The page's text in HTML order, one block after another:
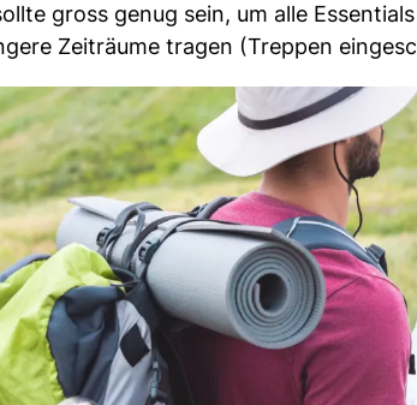
gross genug sein, um alle
Zeiträume tragen (Treppen